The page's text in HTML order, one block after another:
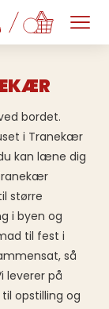
bordet.
i Tranekær
kan læne dig
større
i byen og
til fest i
så
leverer på
opstilling og